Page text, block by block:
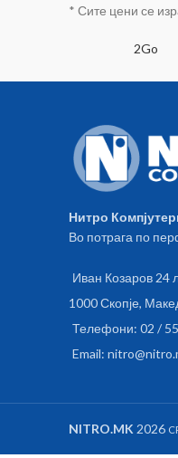
* Сите цени се
2Go
Нитро
Во потрага по
Иван Козаров 24
1000 Скопје,
Телефони: 02 /
Email:
NITRO.MK 2026